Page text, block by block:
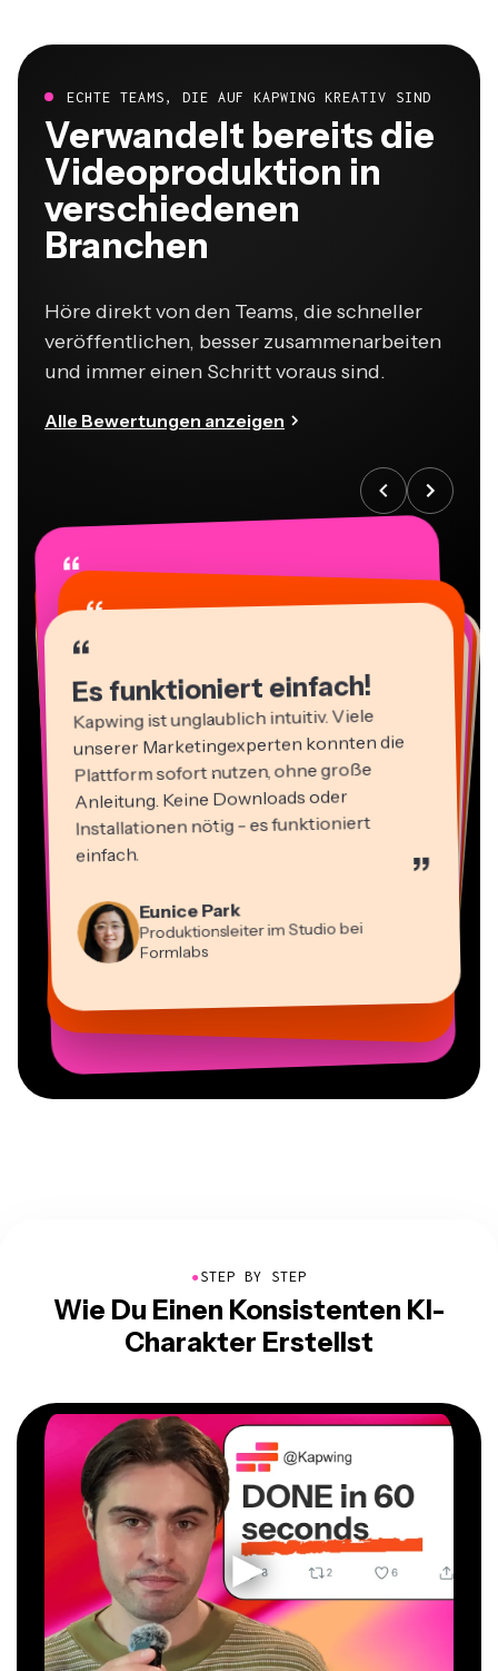
ECHTE TEAMS, DIE AUF KAPWING KREATIV SIND
Verwandelt bereits die
Videoproduktion in
verschiedenen
Branchen
Höre direkt von den Teams, die schneller
veröffentlichen, besser zusammenarbeiten
und immer einen Schritt voraus sind.
Alle Bewertungen anzeigen
“
Es funktioniert einfach!
Kapwing ist unglaublich intuitiv. Viele
unserer Marketingexperten konnten die
Plattform sofort nutzen, ohne große
Anleitung. Keine Downloads oder
Installationen nötig - es funktioniert
einfach. ”
Eunice Park
Produktionsleiter im Studio bei
Formlabs
“
“
Mitbegründer bei
AuthentIQMarketing.com
Panos Papagapiou
Geschäftsführender Partner bei
EPATHLON
“
Kerry-lee Farla
Gracie Peng
“
Heidi Rae
Bildung
“
Natasha Ball
Berater
Mitch Rawlings
“
Dina Segovia
Virtueller Freelance-Mitarbeiter
●STEP BY STEP
Wie Du Einen Konsistenten KI-
Charakter Erstellst